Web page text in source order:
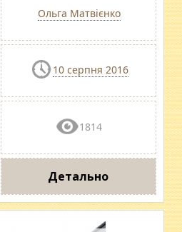
Ольга Матвієнко
10 серпня 2016
1814
Детально